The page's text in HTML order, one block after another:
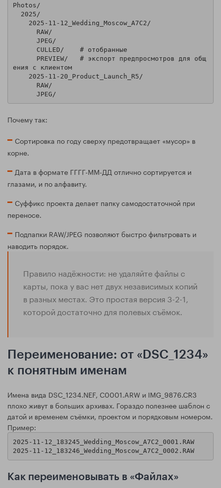
Photos/
ения с клиентом
Почему так:
Сортировка по году сверху предотвращает «мусор» в
корне.
Дата в формате ГГГГ-ММ-ДД отлично сортируется и
глазами, и по алфавиту.
Суффикс проекта делает папку самодостаточной при
переносе.
Подпапки RAW/JPEG позволяют быстро фильтровать и
наводить порядок.
Правило надёжности: не удаляйте файлы с
карты, пока у вас нет двух независимых копий
в разных местах. Это простая версия 3-2-1,
которой достаточно для полевых съёмок.
Переименование: от «DSC_1234»
к понятным именам
Имена вида DSC_1234.NEF, C0001.ARW и IMG_9876.CR3
плохо живут в больших архивах. Гораздо полезнее шаблон с
датой и временем съёмки, проектом и порядковым номером.
Пример:
2025-11-12_183245_Wedding_Moscow_A7C2_0001.RAW
2025-11-12_183246_Wedding_Moscow_A7C2_0002.RAW
Как переименовывать в «Файлах»